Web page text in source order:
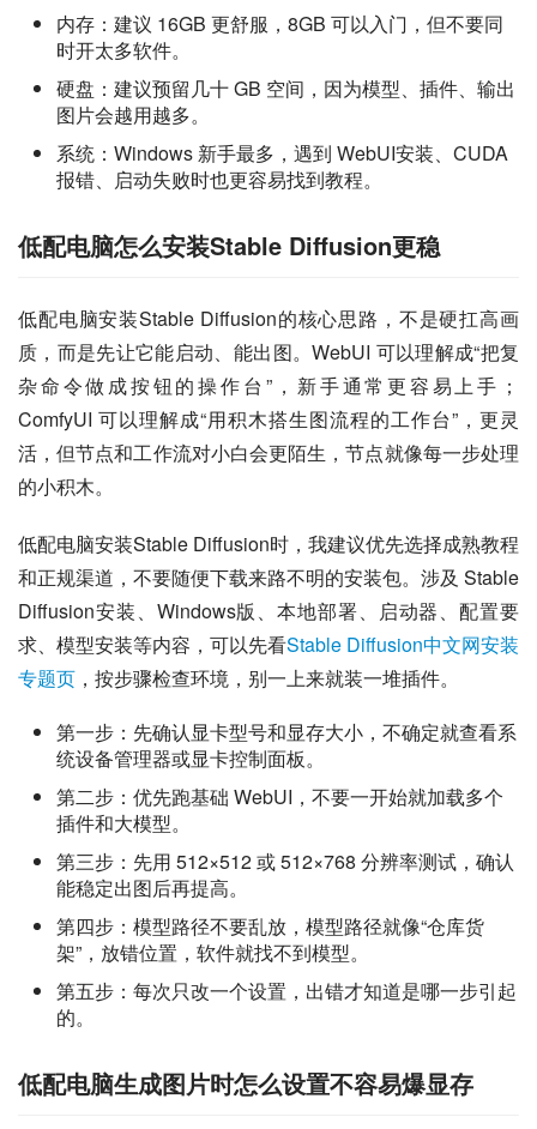
内存：建议 16GB 更舒服，8GB 可以入门，但不要同
时开太多软件。
硬盘：建议预留几十 GB 空间，因为模型、插件、输出
图片会越用越多。
系统：Windows 新手最多，遇到 WebUI安装、CUDA
报错、启动失败时也更容易找到教程。
低配电脑怎么安装Stable Diffusion更稳
低配电脑安装Stable Diffusion的核心思路，不是硬扛高画
质，而是先让它能启动、能出图。WebUI 可以理解成“把复
杂命令做成按钮的操作台”，新手通常更容易上手；
ComfyUI 可以理解成“用积木搭生图流程的工作台”，更灵
活，但节点和工作流对小白会更陌生，节点就像每一步处理
的小积木。
低配电脑安装Stable Diffusion时，我建议优先选择成熟教程
和正规渠道，不要随便下载来路不明的安装包。涉及 Stable
Diffusion安装、Windows版、本地部署、启动器、配置要
求、模型安装等内容，可以先看Stable Diffusion中文网安装
专题页 ，按步骤检查环境，别一上来就装一堆插件。
第一步：先确认显卡型号和显存大小，不确定就查看系
统设备管理器或显卡控制面板。
第二步：优先跑基础 WebUI，不要一开始就加载多个
插件和大模型。
第三步：先用 512×512 或 512×768 分辨率测试，确认
能稳定出图后再提高。
第四步：模型路径不要乱放，模型路径就像“仓库货
架”，放错位置，软件就找不到模型。
第五步：每次只改一个设置，出错才知道是哪一步引起
的。
低配电脑生成图片时怎么设置不容易爆显存